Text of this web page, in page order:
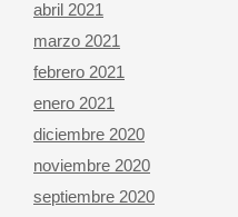
abril 2021
marzo 2021
febrero 2021
enero 2021
diciembre 2020
noviembre 2020
septiembre 2020